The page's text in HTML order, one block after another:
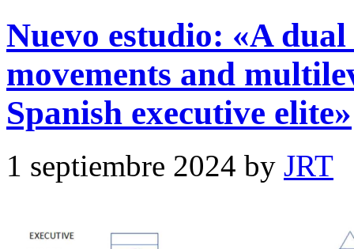
Nuevo estudio: «A
movements and
Spanish executive elite»
1 septiembre 2024 by JRT